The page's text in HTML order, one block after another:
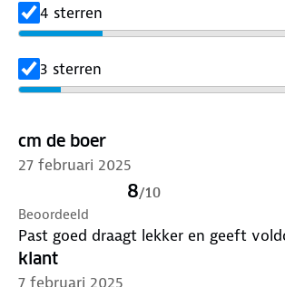
4 sterren
3 sterren
cm de boer
27 februari 2025
8/10
Beoordeeld
Past goed draagt lekker en geeft
klant
7 februari 2025